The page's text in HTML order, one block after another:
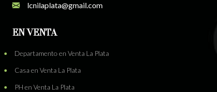
lcnilaplata@gmail.com
EN VENTA
Departamento en Venta La Plata
Casa en Venta La Plata
PH en Venta La Plata